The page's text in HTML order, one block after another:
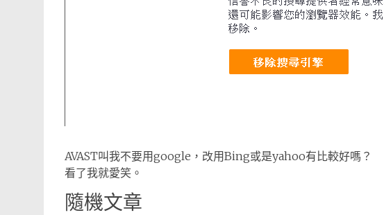
AVAST叫我不要用google，改用Bing或是yahoo有比較好嗎？
看了我就愛笑。
隨機文章